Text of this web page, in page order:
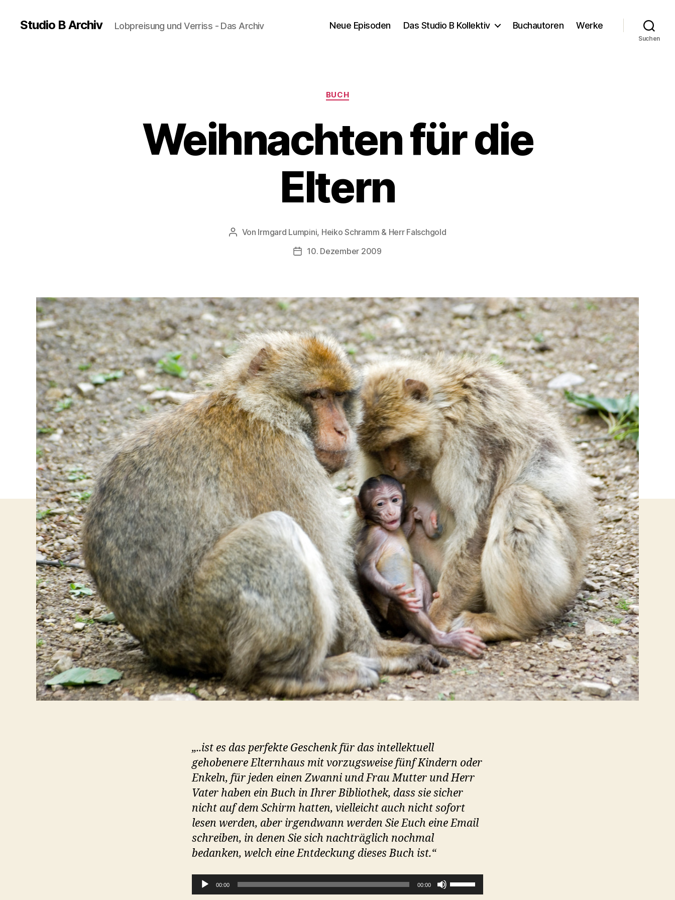
Studio B Archiv Lobpreisung und Verriss - Das Archiv Neue Episoden Das Studio B Kollektiv Buchautoren Werke
Suchen
Kategorien
BUCH
Weihnachten für die
Eltern
Beitragsautor
Von Irmgard Lumpini, Heiko Schramm & Herr Falschgold
Veröffentlichungsdatum
10. Dezember 2009
„..ist es das perfekte Geschenk für das intellektuell
gehobenere Elternhaus mit vorzugsweise fünf Kindern oder
Enkeln, für jeden einen Zwanni und Frau Mutter und Herr
Vater haben ein Buch in Ihrer Bibliothek, dass sie sicher
nicht auf dem Schirm hatten, vielleicht auch nicht sofort
lesen werden, aber irgendwann werden Sie Euch eine Email
schreiben, in denen Sie sich nachträglich nochmal
bedanken, welch eine Entdeckung dieses Buch ist.“
00:00 00:00
P
f